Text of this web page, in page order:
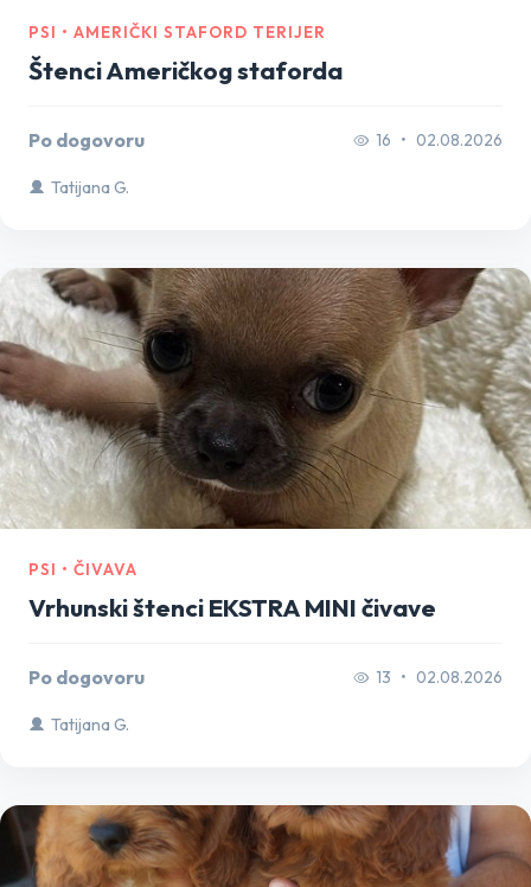
PSI • AMERIČKI STAFORD TERIJER
Štenci Američkog staforda
Po dogovoru 16 • 02.08.2026
Tatijana G.
PSI • ČIVAVA
Vrhunski štenci EKSTRA MINI čivave
Po dogovoru 13 • 02.08.2026
Tatijana G.